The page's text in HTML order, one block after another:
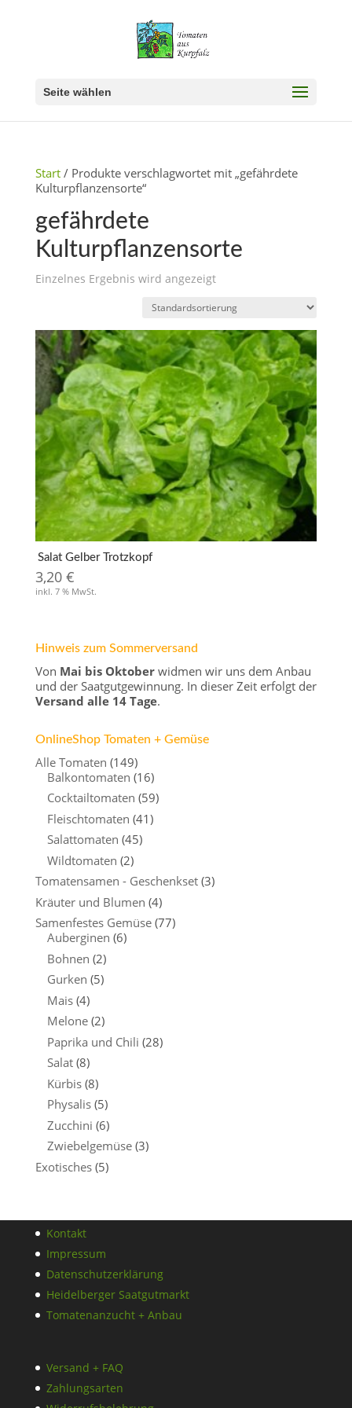
Seite wählen
Start/ Produkte verschlagwortet mit „gefährdete
Kulturpflanzensorte“
gefährdete
Kulturpflanzensorte
Einzelnes Ergebnis wird angezeigt
Salat Gelber Trotzkopf
3,20 €
inkl. 7 % MwSt.
Hinweis zum Sommerversand
Von Mai bis Oktoberwidmen wir uns dem Anbau
und der Saatgutgewinnung. In dieser Zeit erfolgt der
Versand alle 14 Tage.
OnlineShop Tomaten + Gemüse
Alle Tomaten (149)
Balkontomaten (16)
Cocktailtomaten (59)
Fleischtomaten (41)
Salattomaten (45)
Wildtomaten (2)
Tomatensamen - Geschenkset (3)
Kräuter und Blumen (4)
Samenfestes Gemüse (77)
Auberginen (6)
Bohnen (2)
Gurken (5)
Mais (4)
Melone (2)
Paprika und Chili (28)
Salat (8)
Kürbis (8)
Physalis (5)
Zucchini (6)
Zwiebelgemüse (3)
Exotisches (5)
Kontakt
Impressum
Datenschutzerklärung
Heidelberger Saatgutmarkt
Tomatenanzucht + Anbau
Versand + FAQ
Zahlungsarten